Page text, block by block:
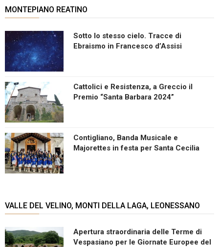
MONTEPIANO REATINO
Sotto lo stesso cielo. Tracce di
Ebraismo in Francesco d’Assisi
Cattolici e Resistenza, a Greccio il
Premio “Santa Barbara 2024”
Contigliano, Banda Musicale e
Majorettes in festa per Santa Cecilia
VALLE DEL VELINO, MONTI DELLA LAGA, LEONESSANO
Apertura straordinaria delle Terme di
Vespasiano per le Giornate Europee del